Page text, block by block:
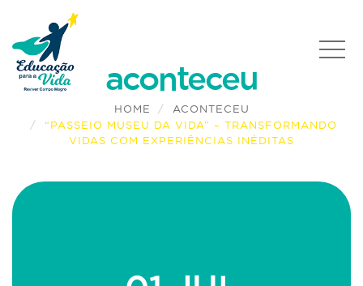
aconteceu
HOME
ACONTECEU
“PASSEIO MUSEU DA VIDA” – TRANSFORMANDO
VIDAS COM EXPERIÊNCIAS INÉDITAS